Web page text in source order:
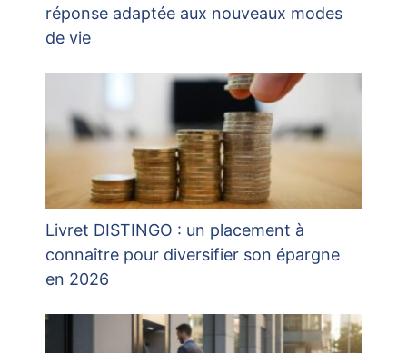
réponse adaptée aux nouveaux modes
de vie
Livret DISTINGO : un placement à
connaître pour diversifier son épargne
en 2026